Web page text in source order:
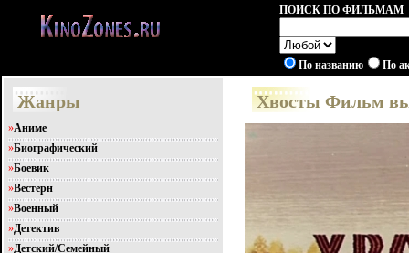
ПОИСК ПО ФИЛЬМАМ
По названию По
Жанры
»Аниме
»Биографический
»Боевик
»Вестерн
»Военный
»Детектив
»Детский/Семейный
Хвосты Фильм